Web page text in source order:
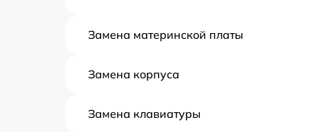
Замена материнской платы
Замена корпуса
Замена клавиатуры